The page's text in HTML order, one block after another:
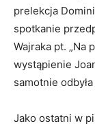
prelekcja
spotkanie
Wajraka pt. „Na
wystąpienie
samotnie
Jako ostatni w